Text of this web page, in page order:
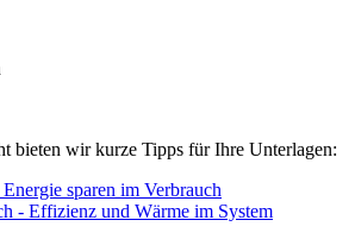
bieten wir kurze Tipps für Ihre Unterlagen:
sparen im Verbrauch
- Effizienz und Wärme im System